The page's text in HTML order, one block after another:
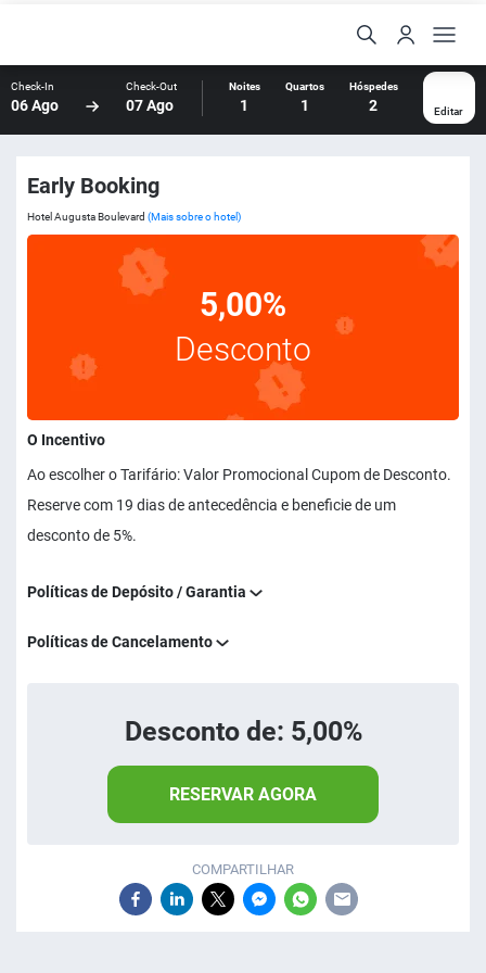
Check-In
06 Ago
Check-Out
07 Ago
Noites
1
Quartos
1
Hóspedes
2 Editar
Early Booking
Hotel Augusta Boulevard (Mais sobre o hotel)
5,00%
Desconto
O Incentivo
Ao escolher o Tarifário: Valor Promocional Cupom de Desconto.
Reserve com 19 dias de antecedência e beneficie de um
desconto de 5%.
Políticas de Depósito / Garantia
Políticas de Cancelamento
Desconto de: 5,00%
RESERVAR AGORA
COMPARTILHAR